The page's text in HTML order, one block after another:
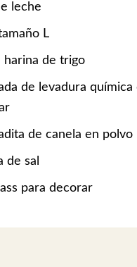
leche
L
harina de trigo
de levadura química
de canela en polvo
de sal
para decorar